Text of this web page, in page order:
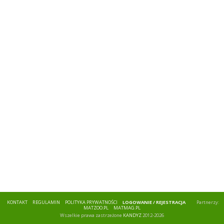
KONTAKT REGULAMIN POLITYKA PRYWATNOŚCI LOGOWANIE / REJESTRACJA
Partnerzy:
MATZOO.PL
MATMAG.PL
Wszelkie prawa zastrzeżone KANDYZ2012-2026